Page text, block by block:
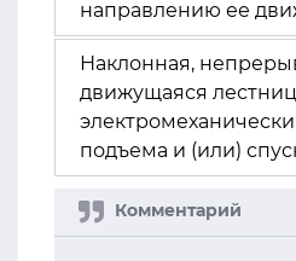
направлению ее
Наклонная,
движущаяся
подъема и (или)